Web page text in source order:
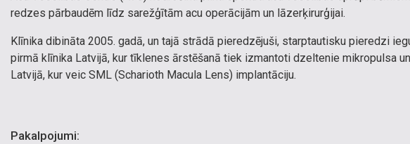
redzes pārbaudēm līdz sarežģītām acu operācijām un lāzerķirurģijai.
Klīnika dibināta 2005. gadā, un tajā strādā pieredzējuši, starptautisku pieredzi
pirmā klīnika Latvijā, kur tīklenes ārstēšanā tiek izmantoti dzeltenie mikropulsa
Latvijā, kur veic SML (Scharioth Macula Lens) implantāciju.
Pakalpojumi: